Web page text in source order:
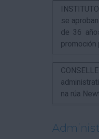
se
de 36
na rúa